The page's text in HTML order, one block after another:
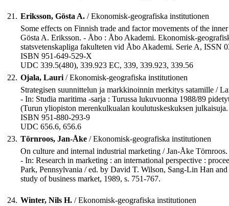
21. Eriksson, Gösta A. / Ekonomisk-geografiska institutionen
Some effects on Finnish trade and factor movements of the
Gösta A. Eriksson. - Åbo : Åbo Akademi. Ekonomisk-
statsvetenskapliga fakulteten vid Åbo Akademi. Serie A, ISSN
ISBN 951-649-529-X
UDC 339.5(480), 339.923 EC, 339, 339.923, 339.56
22. Ojala, Lauri/ Ekonomisk-geografiska institutionen
Strategisen suunnittelun ja markkinoinnin merkitys satamille /
- In: Studia maritima -sarja : Turussa lukuvuonna 1988/89
(Turun yliopiston merenkulkualan koulutuskeskuksen
ISBN 951-880-293-9
UDC 656.6, 656.6
23. Törnroos, Jan-Åke / Ekonomisk-geografiska institutionen
On culture and internal industrial marketing / Jan-Åke Törnroos.
- In: Research in marketing : an international perspective :
Park, Pennsylvania / ed. by David T. Wilson, Sang-Lin Han
study of business market, 1989, s. 751-767.
24. Winter, Nils H. / Ekonomisk-geografiska institutionen